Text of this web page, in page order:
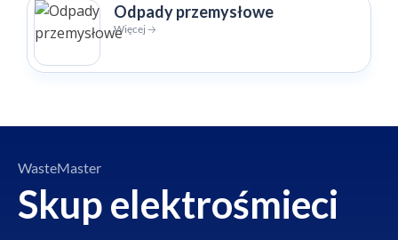
Odpady przemysłowe
Więcej 🡢
WasteMaster
Skup elektrośmieci